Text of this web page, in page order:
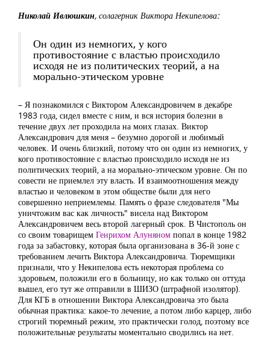
Николай Ивлюшкин, солагерник Виктора Некипелова:
Он один из немногих, у кого
противостояние с властью происходило
исходя не из политических теорий, а на
морально-этическом уровне
– Я познакомился с Виктором Александровичем в декабре
1983 года, сидел вместе с ним, и вся история болезни в
течение двух лет проходила на моих глазах. Виктор
Александрович для меня – безумно дорогой и любимый
человек. И очень близкий, потому что он один из немногих, у
кого противостояние с властью происходило исходя не из
политических теорий, а на морально-этическом уровне. Он по
совести не приемлел эту власть. И взаимоотношения между
властью и человеком в этом обществе были для него
совершенно неприемлемы. Память о фразе следователя "Мы
уничтожим вас как личность" висела над Виктором
Александровичем весь второй лагерный срок. В Чистополь он
со своим товарищем Генрихом Алуняном попал в конце 1982
года за забастовку, которая была организована в 36-й зоне с
требованием лечить Виктора Александровича. Тюремщики
признали, что у Некипелова есть некоторая проблема со
здоровьем, положили его в больницу, но как только он оттуда
вышел, его тут же отправили в ШИЗО (штрафной изолятор).
Для КГБ в отношении Виктора Александровича это была
обычная практика: какое-то лечение, а потом либо карцер, либо
строгий тюремный режим, это практически голод, поэтому все
положительные результаты моментально сводились на нет.